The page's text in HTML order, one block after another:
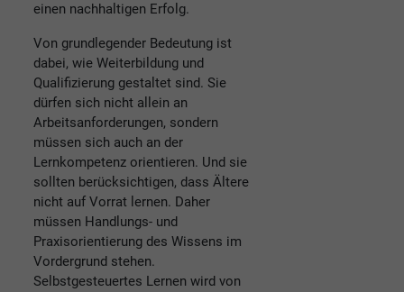
einen nachhaltigen Erfolg.
Von grundlegender Bedeutung ist
dabei, wie Weiterbildung und
Qualifizierung gestaltet sind. Sie
dürfen sich nicht allein an
Arbeitsanforderungen, sondern
müssen sich auch an der
Lernkompetenz orientieren. Und sie
sollten berücksichtigen, dass Ältere
nicht auf Vorrat lernen. Daher
müssen Handlungs- und
Praxisorientierung des Wissens im
Vordergrund stehen.
Selbstgesteuertes Lernen wird von